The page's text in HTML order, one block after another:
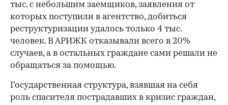
тыс. с небольшим заемщиков, заявления от
которых по­ступили в агентство, добиться
реструктуризации удалось только 4 тыс.
человек. В АРИЖК отказывали всего в 20%
случаев, а в остальных граждане сами решали не
обращаться за помощью.
Государственная структура, взявшая на себя
роль спасителя пострадавших в кризис граждан,